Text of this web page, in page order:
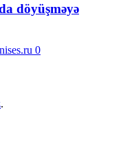
döyüşməyə
0
.